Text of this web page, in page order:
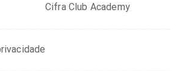
Cifra Club Academy